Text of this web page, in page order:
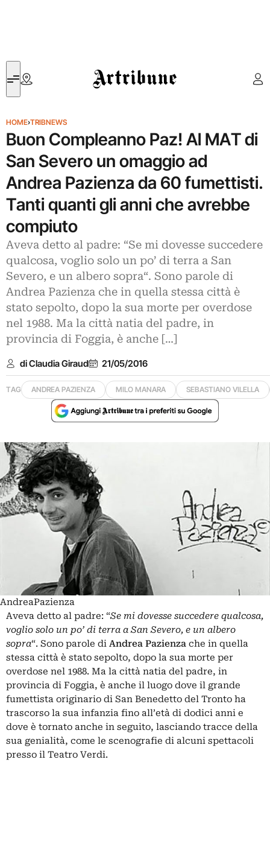
Artribune
HOME›TRIBNEWS
Buon Compleanno Paz! Al MAT di
San Severo un omaggio ad
Andrea Pazienza da 60 fumettisti.
Tanti quanti gli anni che avrebbe
compiuto
Aveva detto al padre: “Se mi dovesse succedere
qualcosa, voglio solo un po’ di terra a San
Severo, e un albero sopra“. Sono parole di
Andrea Pazienza che in quella stessa città è
stato sepolto, dopo la sua morte per overdose
nel 1988. Ma la città natia del padre, in
provincia di Foggia, è anche […]
di Claudia Giraud 21/05/2016
TAG ANDREA PAZIENZA MILO MANARA SEBASTIANO VILELLA
AndreaPazienza
Aveva detto al padre: “Se mi dovesse succedere qualcosa,
voglio solo un po’ di terra a San Severo, e un albero
sopra“. Sono parole di Andrea Pazienza che in quella
stessa città è stato sepolto, dopo la sua morte per
overdose nel 1988. Ma la città natia del padre, in
provincia di Foggia, è anche il luogo dove il grande
fumettista originario di San Benedetto del Tronto ha
trascorso la sua infanzia fino all’età di dodici anni e
dove è tornato anche in seguito, lasciando tracce della
sua genialità, come le scenografie di alcuni spettacoli
presso il Teatro Verdi.